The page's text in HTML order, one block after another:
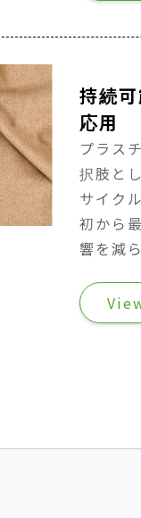
持続
応用
プラス
択肢と
サイク
初から
響を減